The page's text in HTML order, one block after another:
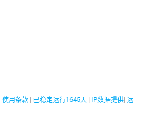
使用条款| 已稳定运行1645天| IP数据提供| 运